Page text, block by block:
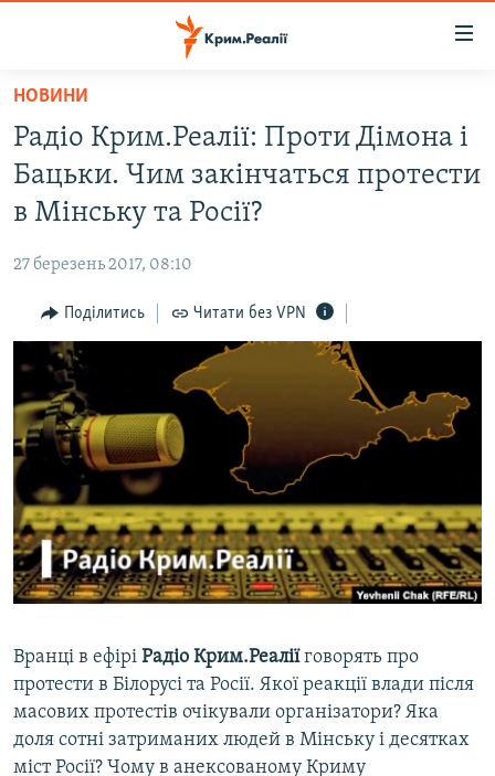
Перейти
основного
матеріалу
Перейти
до
основної
навігації
Перейти
до
пошуку
ВОДА.КРИМ
ВІДЕО ТА ФОТО
БЛОГИ
ПОГЛЯД
ІНТЕРВ'Ю
ВСЕ ЗА ДЕНЬ
СПЕЦПРОЕКТИ
ДЕПОРТАЦІЯ
ВІДЕОУРОКИ «ELIFBE»
СВІДЧЕННЯ ОКУПАЦІЇ
УКРАЇНСЬКА ПРОБЛЕМА КРИМУ
ЯК ОБІЙТИ БЛОКУВАННЯ
Русский
Qırımtatar
Усі сайти RFE/RL
НОВИНИ
Радіо Крим.Реалії: Проти Дімона і
Бацьки. Чим закінчаться протести
в Мінську та Росії?
27 березень 2017, 08:10
Поділитись Читати без VPN
Вранці в ефірі Радіо Крим.Реаліїговорять про
протести в Білорусі та Росії. Якої реакції влади після
масових протестів очікували організатори? Яка
доля сотні затриманих людей в Мінську і десятках
міст Росії? Чому в анексованому Криму